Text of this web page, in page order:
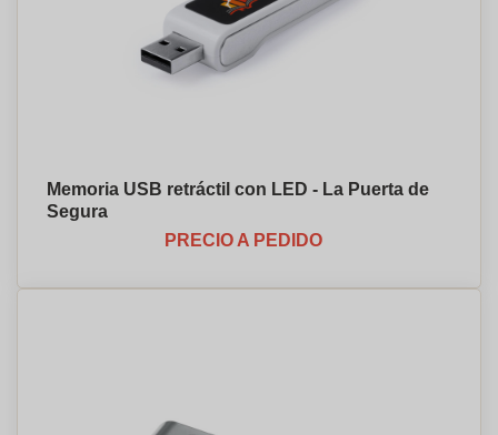
Memoria USB retráctil con LED - La Puerta de
Segura
PRECIO A PEDIDO